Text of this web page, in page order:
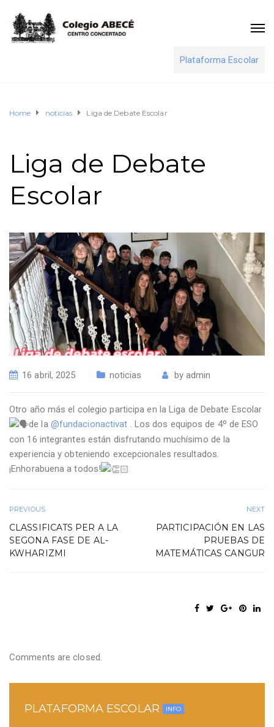
Plataforma Escolar
Home noticias Liga de Debate Escolar
Liga de Debate
Escolar
16 abril, 2025 noticias by admin
Otro año más el colegio participa en la Liga de Debate Escolar
de la @fundacionactivat . Los dos equipos de 4º de ESO
con 16 integrantes están disfrutando muchísimo de la
experiencia y obteniendo excepcionales resultados.
¡Enhorabuena a todos!
PREVIOUS
CLASSIFICATS PER A LA
SEGONA FASE DE AL-
KWHARIZMI
NEXT
PARTICIPACIÓN EN LAS
PRUEBAS DE
MATEMÁTICAS CANGUR
Comments are closed.
PLATAFORMA ESCOLAR INFO